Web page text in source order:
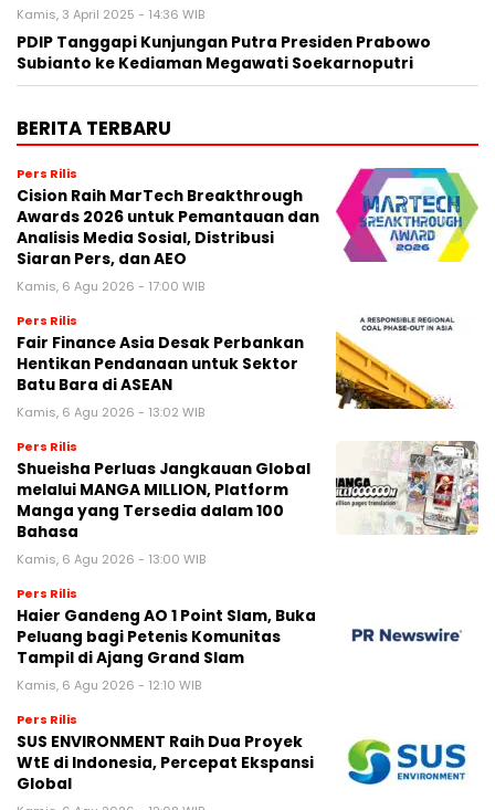
Kamis, 3 April 2025 - 14:36 WIB
PDIP Tanggapi Kunjungan Putra Presiden Prabowo
Subianto ke Kediaman Megawati Soekarnoputri
BERITA TERBARU
Pers Rilis
Cision Raih MarTech Breakthrough
Awards 2026 untuk Pemantauan dan
Analisis Media Sosial, Distribusi
Siaran Pers, dan AEO
Kamis, 6 Agu 2026 - 17:00 WIB
Pers Rilis
Fair Finance Asia Desak Perbankan
Hentikan Pendanaan untuk Sektor
Batu Bara di ASEAN
Kamis, 6 Agu 2026 - 13:02 WIB
Pers Rilis
Shueisha Perluas Jangkauan Global
melalui MANGA MILLION, Platform
Manga yang Tersedia dalam 100
Bahasa
Kamis, 6 Agu 2026 - 13:00 WIB
Pers Rilis
Haier Gandeng AO 1 Point Slam, Buka
Peluang bagi Petenis Komunitas
Tampil di Ajang Grand Slam
Kamis, 6 Agu 2026 - 12:10 WIB
Pers Rilis
SUS ENVIRONMENT Raih Dua Proyek
WtE di Indonesia, Percepat Ekspansi
Global